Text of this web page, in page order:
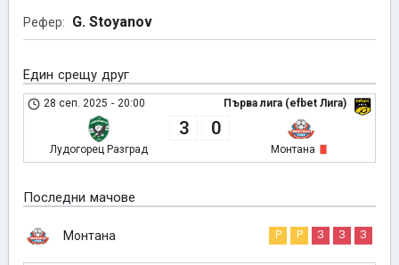
Рефер: G. Stoyanov
Един срещу друг
Първа лига (efbet Лига)
28 сеп. 2025 - 20:00
Лудогорец Разград
3 0
Монтана
Последни мачове
Монтана Р Р З З З